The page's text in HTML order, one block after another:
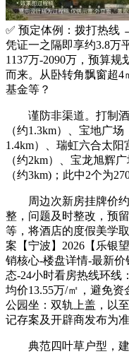
✅ 预定体例：拨打热
凭证一之隔即享约3.8万
1137万-2090万，预算
而来。从卧转角飘窗超4
基金等？
谨防非渠道。打制酒
（约1.3km）、宝地广
1.4km）、瑞虹六合太
（约2km）、宝龙旭辉
（约3km)；此中2个为
周边次新房挂牌价约
整，问题及时整改，预
等，将酒店的度假美学
案【宁波】2026【乐银
销核心-楼盘详情-最新
态-24小时看房热线环线
均价13.55万/㎡，避免
公园坐：双轨上盖，以
记存案及开辟商发布为准
典范四叶草户型，建